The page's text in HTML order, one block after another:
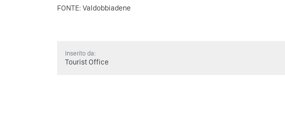
FONTE: Valdobbiadene
Inserito da:
Tourist Office